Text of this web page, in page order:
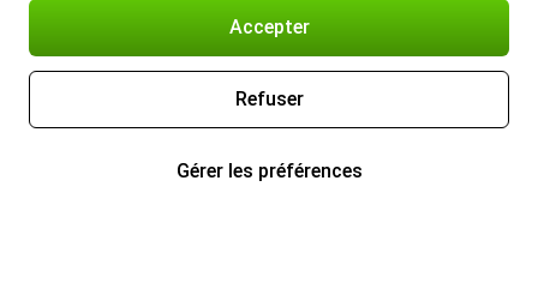
Accepter
Refuser
Gérer les préférences